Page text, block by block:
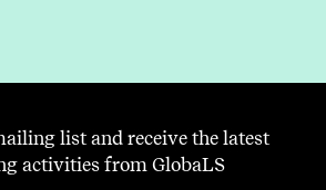
list and receive the latest
activities from GlobaLS